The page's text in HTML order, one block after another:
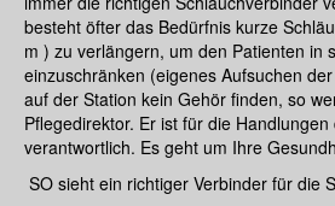
besteht öfter das Bedürfnis kurze
m ) zu verlängern, um den Patienten in
einzuschränken (eigenes Aufsuchen
auf der Station kein Gehör finden, so
Pflegedirektor. Er ist für die
verantwortlich. Es geht um Ihre
SO sieht ein richtiger Verbinder für die